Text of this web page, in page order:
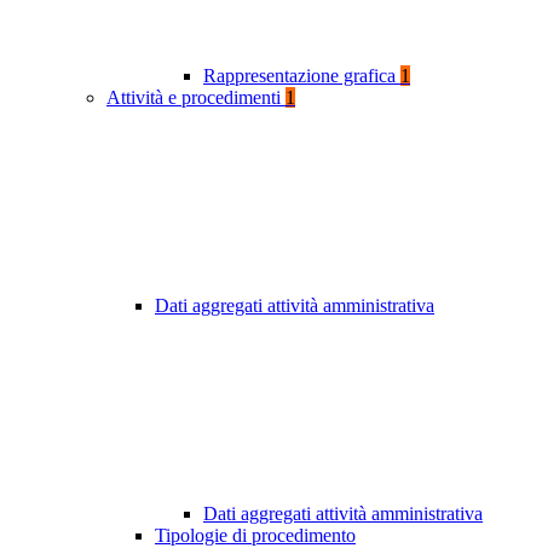
Rappresentazione grafica 1
Attività e procedimenti 1
Dati aggregati attività amministrativa
Dati aggregati attività amministrativa
Tipologie di procedimento